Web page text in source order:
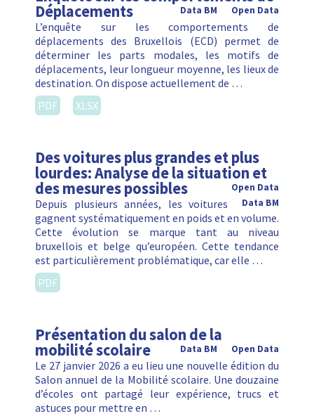
Déplacements Open Data
Data BM
L’enquête sur les comportements de
déplacements des Bruxellois (ECD) permet de
déterminer les parts modales, les motifs de
déplacements, leur longueur moyenne, les lieux de
destination. On dispose actuellement de …
PDF
XLSX
Des voitures plus grandes et plus
lourdes: Analyse de la situation et
des mesures possibles
Open Data
Data BM
Depuis plusieurs années, les voitures
gagnent systématiquement en poids et en volume.
Cette évolution se marque tant au niveau
bruxellois et belge qu’européen. Cette tendance
est particulièrement problématique, car elle …
PDF
Présentation du salon de la
mobilité scolaire Open Data
Data BM
Le 27 janvier 2026 a eu lieu une nouvelle édition du
Salon annuel de la Mobilité scolaire. Une douzaine
d’écoles ont partagé leur expérience, trucs et
astuces pour mettre en …